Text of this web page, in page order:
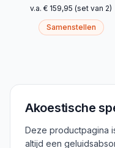
v.a. € 159,95 (set van 2)
Samenstellen
Akoestische
Deze productpagina
altijd een